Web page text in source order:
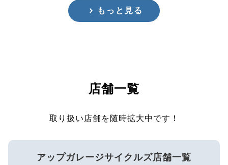
もっと見る
店舗一覧
取り扱い店舗を随時拡大中です！
アップガレージサイクルズ店舗一覧